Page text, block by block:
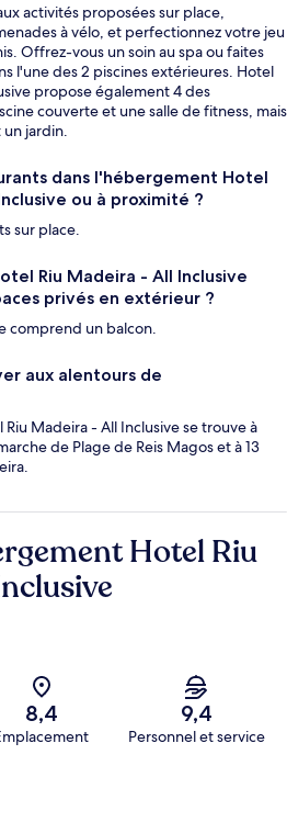
activités proposées sur place,
à vélo, et perfectionnez votre jeu
Offrez-vous un soin au spa ou faites
l'une des 2 piscines extérieures. Hotel
propose également 4 des
couverte et une salle de fitness, mais
un jardin.
dans l'hébergement Hotel
ou à proximité ?
sur place.
Riu Madeira - All Inclusive
privés en extérieur ?
comprend un balcon.
aux alentours de
Madeira - All Inclusive se trouve à
de Plage de Reis Magos et à 13
Hotel Riu
8,4 9,4
Personnel et service